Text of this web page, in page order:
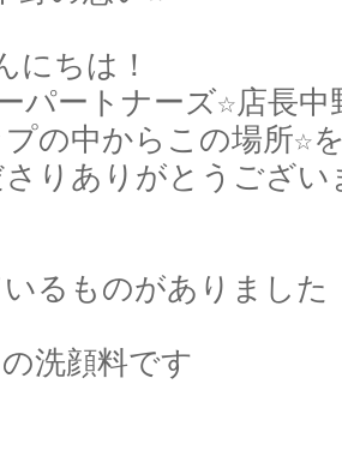
は！
パートナーズ☆店長中
の中からこの場所☆
さりありがとうござい
るものがありました
洗顔料です